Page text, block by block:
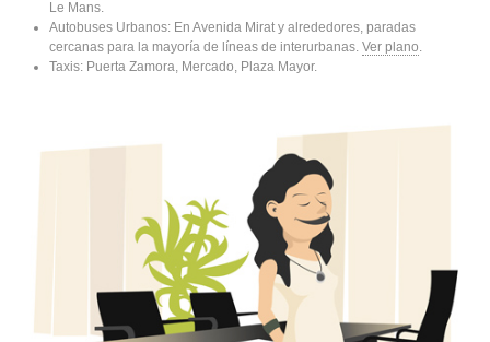
Le Mans.
Autobuses Urbanos: En Avenida Mirat y alrededores, paradas
cercanas para la mayoría de líneas de interurbanas. Ver plano
Taxis: Puerta Zamora, Mercado, Plaza Mayor.